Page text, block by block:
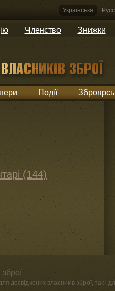
Українська
Членство Знижки
Події
(144)
власників зброї, так і